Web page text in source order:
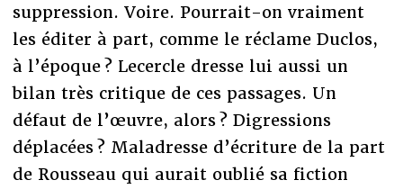
suppression. Voire. Pourrait-on vraiment
les éditer à part, comme le réclame Duclos,
à l’époque ? Lecercle dresse lui aussi un
bilan très critique de ces passages. Un
défaut de l’œuvre, alors ? Digressions
déplacées ? Maladresse d’écriture de la part
de Rousseau qui aurait oublié sa fiction